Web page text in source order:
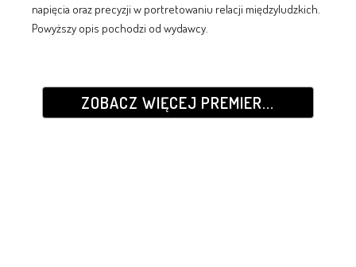
napięcia oraz precyzji w portretowaniu relacji międzyludzkich.
Powyższy opis pochodzi od wydawcy.
ZOBACZ WIĘCEJ PREMIER...